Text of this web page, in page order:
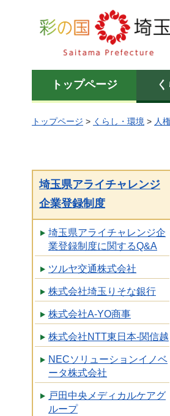
彩の国 埼玉県
トップページ
トップページ > くらし・環境 > 人
埼玉県アライチャレンジ
企業登録制度
埼玉県アライチャレンジ企
業登録制度に関するQ&A
ツルヤ交通株式会社
株式会社埼玉りそな銀行
株式会社A-YO商事
株式会社NTT東日本-関信越
NECソリューションイノベ
ータ株式会社
戸田中央メディカルケアグ
ループ